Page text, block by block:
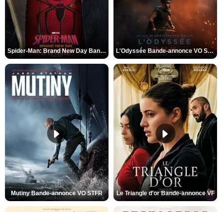
Spider-Man: Brand New Day Bande-annonce VO STFR L'Odyssée Bande-annonce VO STFR
Mutiny Bande-annonce VO STFR Le Triangle d'or Bande-annonce VF